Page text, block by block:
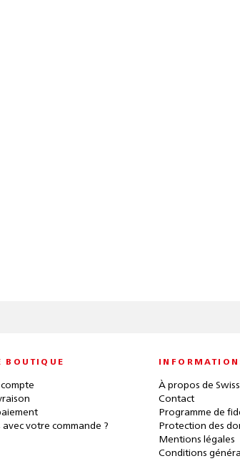
BOUTIQUE
avec votre commande ?
À propos de
Contact
Programme de
Protection des
Mentions légales
Conditions